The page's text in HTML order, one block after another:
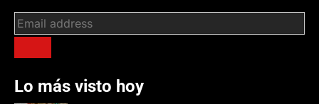
Lo más visto hoy